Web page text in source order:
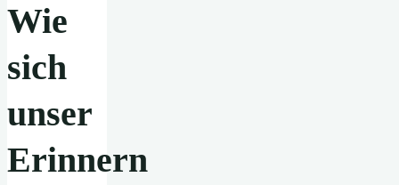
Wie
sich
unser
Erinnern